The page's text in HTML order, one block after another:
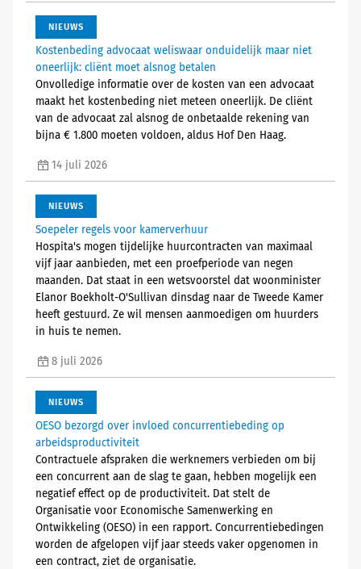
NIEUWS
Kostenbeding advocaat weliswaar onduidelijk maar niet
oneerlijk: cliënt moet alsnog betalen
Onvolledige informatie over de kosten van een advocaat
maakt het kostenbeding niet meteen oneerlijk. De cliënt
van de advocaat zal alsnog de onbetaalde rekening van
bijna € 1.800 moeten voldoen, aldus Hof Den Haag.
14 juli 2026
NIEUWS
Soepeler regels voor kamerverhuur
Hospita's mogen tijdelijke huurcontracten van maximaal
vijf jaar aanbieden, met een proefperiode van negen
maanden. Dat staat in een wetsvoorstel dat woonminister
Elanor Boekholt-O'Sullivan dinsdag naar de Tweede Kamer
heeft gestuurd. Ze wil mensen aanmoedigen om huurders
in huis te nemen.
8 juli 2026
NIEUWS
OESO bezorgd over invloed concurrentiebeding op
arbeidsproductiviteit
Contractuele afspraken die werknemers verbieden om bij
een concurrent aan de slag te gaan, hebben mogelijk een
negatief effect op de productiviteit. Dat stelt de
Organisatie voor Economische Samenwerking en
Ontwikkeling (OESO) in een rapport. Concurrentiebedingen
worden de afgelopen vijf jaar steeds vaker opgenomen in
een contract, ziet de organisatie.